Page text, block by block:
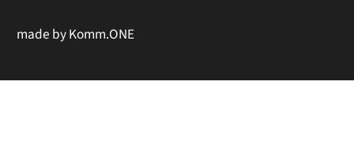
made byKomm.ONE